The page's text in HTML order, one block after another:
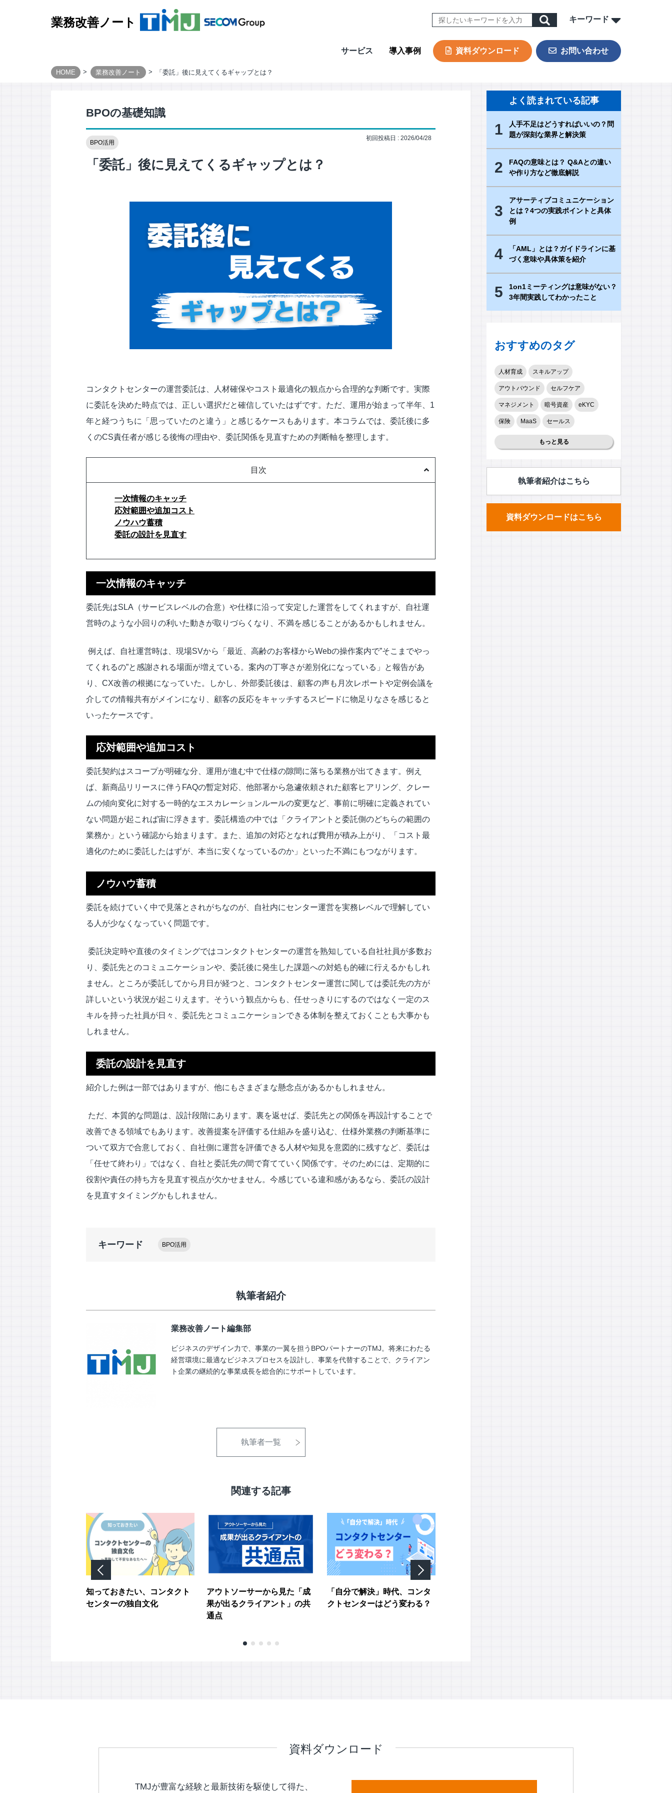
業務改善ノート キーワード
サービス 導入事例 資料ダウンロード お問い合わせ
BUSINESS PROCESS
TMJ Generative Solution
CXデザインコンサルティング
BPOデザイン
業務量調査・分析パッケージ
カスタマージャーニー調査支援
セールスサポート
在宅オペレーション
チャットボット
オフショア 日本語コンタクトセンター
SMSコンタクトサービス
高齢者応対トレーニングツール「ジェロトーク」
Design & Outsourcing
営業事務支援サービス
HOME 業務改善ノート 「委託」後に見えてくるギャップとは？
BPOの基礎知識
BPO活用
初回投稿日 : 2026/04/28
「委託」後に見えてくるギャップとは？
コンタクトセンターの運営委託は、人材確保やコスト最適化の観点から合理的な判断です。実際
に委託を決めた時点では、正しい選択だと確信していたはずです。ただ、運用が始まって半年、1
年と経つうちに「思っていたのと違う」と感じるケースもあります。本コラムでは、委託後に多
くのCS責任者が感じる後悔の理由や、委託関係を見直すための判断軸を整理します。
目次
一次情報のキャッチ
応対範囲や追加コスト
ノウハウ蓄積
委託の設計を見直す
一次情報のキャッチ
委託先はSLA（サービスレベルの合意）や仕様に沿って安定した運営をしてくれますが、自社運
営時のような小回りの利いた動きが取りづらくなり、不満を感じることがあるかもしれません。
例えば、自社運営時は、現場SVから「最近、高齢のお客様からWebの操作案内で”そこまでやっ
てくれるの”と感謝される場面が増えている。案内の丁寧さが差別化になっている」と報告があ
り、CX改善の根拠になっていた。しかし、外部委託後は、顧客の声も月次レポートや定例会議を
介しての情報共有がメインになり、顧客の反応をキャッチするスピードに物足りなさを感じると
いったケースです。
応対範囲や追加コスト
委託契約はスコープが明確な分、運用が進む中で仕様の隙間に落ちる業務が出てきます。例え
ば、新商品リリースに伴うFAQの暫定対応、他部署から急遽依頼された顧客ヒアリング、クレー
ムの傾向変化に対する一時的なエスカレーションルールの変更など、事前に明確に定義されてい
ない問題が起これば宙に浮きます。委託構造の中では「クライアントと委託側のどちらの範囲の
業務か」という確認から始まります。また、追加の対応となれば費用が積み上がり、「コスト最
適化のために委託したはずが、本当に安くなっているのか」といった不満にもつながります。
ノウハウ蓄積
委託を続けていく中で見落とされがちなのが、自社内にセンター運営を実務レベルで理解してい
る人が少なくなっていく問題です。
委託決定時や直後のタイミングではコンタクトセンターの運営を熟知している自社社員が多数お
り、委託先とのコミュニケーションや、委託後に発生した課題への対処も的確に行えるかもしれ
ません。ところが委託してから月日が経つと、コンタクトセンター運営に関しては委託先の方が
詳しいという状況が起こりえます。そういう観点からも、任せっきりにするのではなく一定のス
キルを持った社員が日々、委託先とコミュニケーションできる体制を整えておくことも大事かも
しれません。
委託の設計を見直す
紹介した例は一部ではありますが、他にもさまざまな懸念点があるかもしれません。
ただ、本質的な問題は、設計段階にあります。裏を返せば、委託先との関係を再設計することで
改善できる領域でもあります。改善提案を評価する仕組みを盛り込む、仕様外業務の判断基準に
ついて双方で合意しておく、自社側に運営を評価できる人材や知見を意図的に残すなど、委託は
「任せて終わり」ではなく、自社と委託先の間で育てていく関係です。そのためには、定期的に
役割や責任の持ち方を見直す視点が欠かせません。今感じている違和感があるなら、委託の設計
を見直すタイミングかもしれません。
キーワード BPO活用
執筆者紹介
業務改善ノート編集部
ビジネスのデザイン力で、事業の一翼を担うBPOパートナーのTMJ。将来にわたる
経営環境に最適なビジネスプロセスを設計し、事業を代替することで、クライアン
ト企業の継続的な事業成長を総合的にサポートしています。
執筆者一覧
関連する記事
知っておきたい、コンタクト
センターの独自文化
アウトソーサーから見た「成
果が出るクライアント」の共
通点
「自分で解決」時代、コンタ
クトセンターはどう変わる？
よく読まれている記事
1
人手不足はどうすればいいの？問
題が深刻な業界と解決策
2
FAQの意味とは？ Q&Aとの違い
や作り方など徹底解説
3
アサーティブコミュニケーション
とは？4つの実践ポイントと具体
例
4
「AML」とは？ガイドラインに基
づく意味や具体策を紹介
5
1on1ミーティングは意味がない？
3年間実践してわかったこと
おすすめのタグ
人材育成 スキルアップ
アウトバウンド セルフケア
マネジメント 暗号資産 eKYC
保険 MaaS セールス
もっと見る
執筆者紹介はこちら
資料ダウンロードはこちら
資料ダウンロード
TMJが豊富な経験と最新技術を駆使して得た、